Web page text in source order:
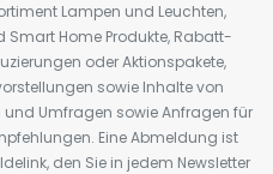
Lampen und Leuchten,
Home Produkte, Rabatt-
oder Aktionspakete,
sowie Inhalte von
Umfragen sowie Anfragen für
Eine Abmeldung ist
den Sie in jedem Newsletter